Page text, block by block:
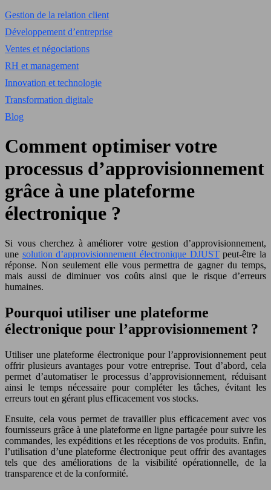
Gestion de la relation client
Développement d’entreprise
Ventes et négociations
RH et management
Innovation et technologie
Transformation digitale
Blog
Comment optimiser votre
processus d’approvisionnement
grâce à une plateforme
électronique ?
Si vous cherchez à améliorer votre gestion d’approvisionnement,
une solution d’approvisionnement électronique DJUSTpeut-être la
réponse. Non seulement elle vous permettra de gagner du temps,
mais aussi de diminuer vos coûts ainsi que le risque d’erreurs
humaines.
Pourquoi utiliser une plateforme
électronique pour l’approvisionnement ?
Utiliser une plateforme électronique pour l’approvisionnement peut
offrir plusieurs avantages pour votre entreprise. Tout d’abord, cela
permet d’automatiser le processus d’approvisionnement, réduisant
ainsi le temps nécessaire pour compléter les tâches, évitant les
erreurs tout en gérant plus efficacement vos stocks.
Ensuite, cela vous permet de travailler plus efficacement avec vos
fournisseurs grâce à une plateforme en ligne partagée pour suivre les
commandes, les expéditions et les réceptions de vos produits. Enfin,
l’utilisation d’une plateforme électronique peut offrir des avantages
tels que des améliorations de la visibilité opérationnelle, de la
transparence et de la conformité.